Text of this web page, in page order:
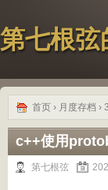
第七根弦
首页 › 月度存档 ›
c++使用
第七根弦